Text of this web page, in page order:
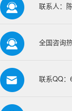
联系人：
全国咨询
联系QQ